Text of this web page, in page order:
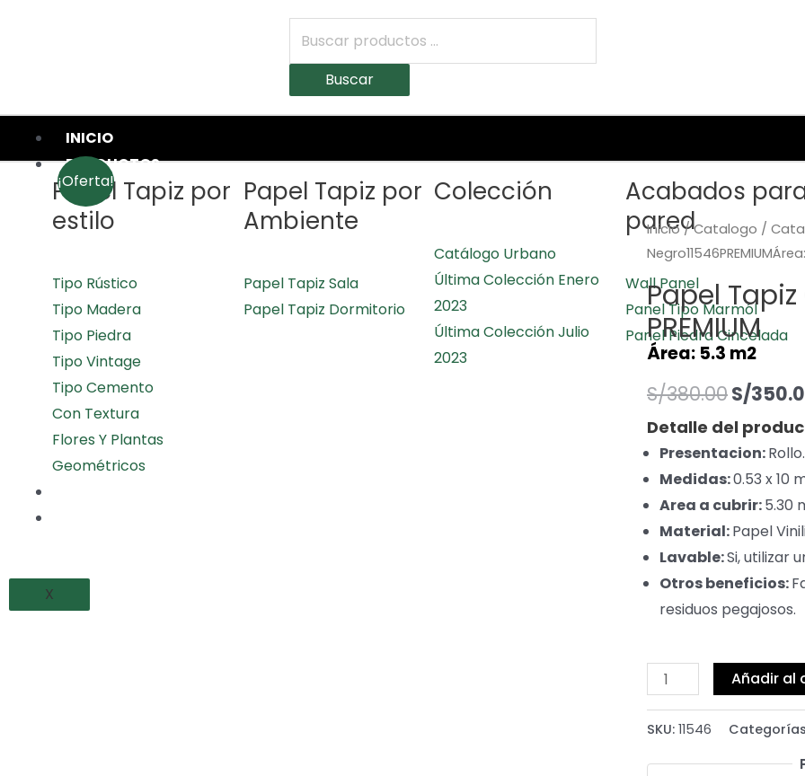
Buscar
INICIO
PRODUCTOS
Papel Tapiz por
estilo
Tipo Rústico
Tipo Madera
Tipo Piedra
Tipo Vintage
Tipo Cemento
Con Textura
Flores Y Plantas
Geométricos
Papel Tapiz por
Ambiente
Papel Tapiz Sala
Papel Tapiz Dormitorio
Colección
Catálogo Urbano
Última Colección Enero
2023
Última Colección Julio
2023
Acabados
pared
Wall Panel
Panel Tipo Marmól
Panel Piedra Cincelada
X
¡Oferta!
Inicio/Catalogo /
Papel
PREMIUM
Área: 5.3 m2
S/380.00S/
Detalle del
Presentacion:Rollo.
Medidas:0.53 x 10
Area a cubrir:5.30
Material:Papel
Lavable:Si, utilizar
Otros beneficios:
residuos pegajosos.
Añadir al
SKU: 11546